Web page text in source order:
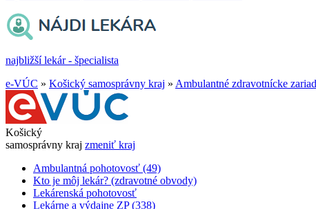
najbližší lekár - špecialista
e-VÚC » Košický samosprávny kraj » Ambulantné zdravotnícke
Košický
samosprávny kraj zmeniť kraj
Ambulantná pohotovosť (49)
Kto je môj lekár? (zdravotné obvody)
Lekárenská pohotovosť
Lekárne a výdajne ZP (338)